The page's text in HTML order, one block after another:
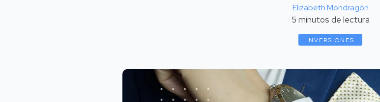
Elizabeth Mondragón
5 minutos de lectura
INVERSIONES